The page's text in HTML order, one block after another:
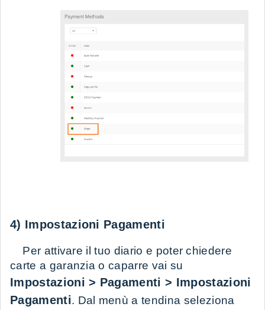
4) Impostazioni Pagamenti
Per attivare il tuo diario e poter chiedere
carte a garanzia o caparre vai su
Impostazioni > Pagamenti > Impostazioni
Pagamenti. Dal menù a tendina seleziona